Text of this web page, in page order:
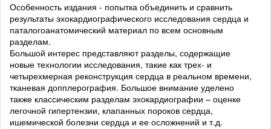
Особенность издания - попытка объединить и сравнить
результаты эхокардиографического исследования сердца и
паталогоанатомический материал по всем основным
разделам.
Большой интерес представляют разделы, содержащие
новые технологии исследования, такие как трех- и
четырехмерная реконструкция сердца в реальном времени,
тканевая допплерография. Большое внимание уделено
также классическим разделам эхокардиографии – оценке
легочной гипертензии, клапанных пороков сердца,
ишемической болезни сердца и ее осложнений и т.д.